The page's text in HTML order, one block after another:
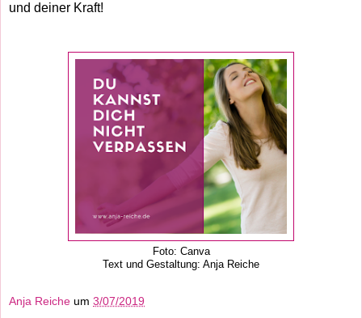
und deiner Kraft!
Foto: Canva
Text und Gestaltung: Anja Reiche
Anja Reiche um 3/07/2019